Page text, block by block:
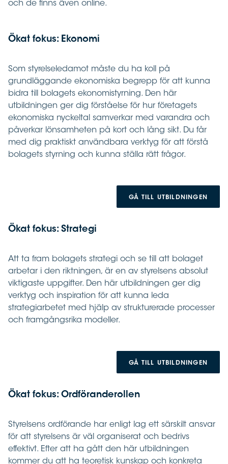
och de finns även online.
Ökat fokus: Ekonomi
Som styrelseledamot måste du ha koll på
grundläggande ekonomiska begrepp för att kunna
bidra till bolagets ekonomistyrning. Den här
utbildningen ger dig förståelse för hur företagets
ekonomiska nyckeltal samverkar med varandra och
påverkar lönsamheten på kort och lång sikt. Du får
med dig praktiskt användbara verktyg för att förstå
bolagets styrning och kunna ställa rätt frågor.
GÅ TILL UTBILDNINGEN
Ökat fokus: Strategi
Att ta fram bolagets strategi och se till att bolaget
arbetar i den riktningen, är en av styrelsens absolut
viktigaste uppgifter. Den här utbildningen ger dig
verktyg och inspiration för att kunna leda
strategiarbetet med hjälp av strukturerade processer
och framgångsrika modeller.
GÅ TILL UTBILDNINGEN
Ökat fokus: Ordföranderollen
Styrelsens ordförande har enligt lag ett särskilt ansvar
för att styrelsens är väl organiserat och bedrivs
effektivt. Efter att ha gått den här utbildningen
kommer du att ha teoretisk kunskap och konkreta